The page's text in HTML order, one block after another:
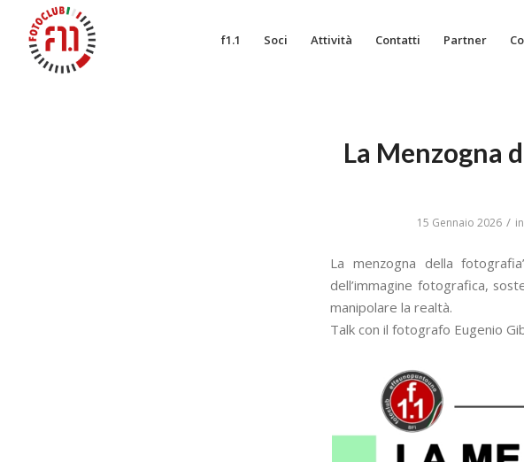
f1.1 Soci Attività Contatti Partner
La Menzogna
15 Gennaio 2026 / in
La menzogna della
dell’immagine fotografica,
manipolare la realtà.
Talk con il fotografo Eugenio